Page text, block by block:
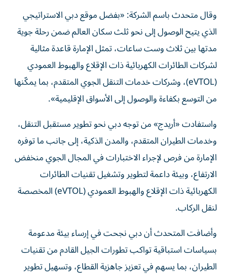
وقال متحدث باسم الشركة: «بفضل موقع دبي الاستراتيجي
الذي يتيح الوصول إلى نحو ثلث سكان العالم ضمن رحلة جوية
مدتها بين ثلاث وست ساعات، تمثل الإمارة قاعدة مثالية
لشركات الطائرات الكهربائية ذات الإقلاع والهبوط العمودي
(eVTOL)، وشركات خدمات التنقل الجوي المتقدم، بما يمكّنها
من التوسع بكفاءة والوصول إلى الأسواق الإقليمية».
واستفادت «أريدج» من توجه دبي نحو تطوير مستقبل التنقل،
وخدمات الطيران المتقدم، والمدن الذكية، إلى جانب ما توفره
الإمارة من فرص لإجراء الاختبارات في المجال الجوي منخفض
الارتفاع، وبيئة داعمة لتطوير وتشغيل تقنيات الطائرات
الكهربائية ذات الإقلاع والهبوط العمودي (eVTOL) المخصصة
لنقل الركاب.
وأضافت المتحدث أن دبي نجحت في إرساء بيئة مدعومة
بسياسات استباقية تواكب تطورات الجيل القادم من تقنيات
الطيران، بما يسهم في تعزيز جاهزية القطاع، وتسهيل تطوير